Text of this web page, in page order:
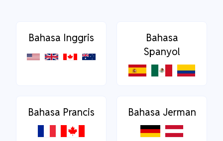
Bahasa Inggris
Bahasa
Spanyol
Bahasa Prancis Bahasa Jerman